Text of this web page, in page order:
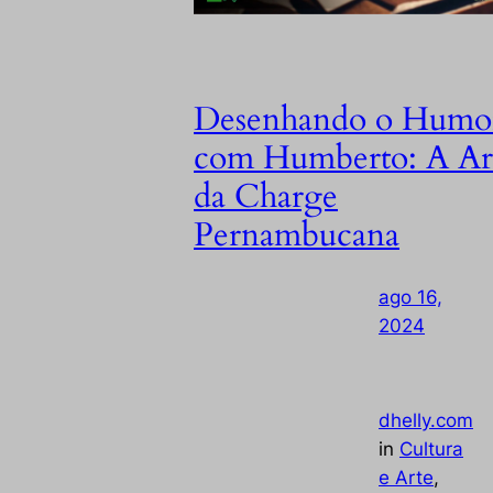
Desenhando o
com Humberto: A
da Charge
Pernambucana
ago 16,
2024
dhelly.com
in Cultura
e Arte